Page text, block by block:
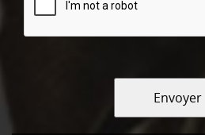
Envoyer